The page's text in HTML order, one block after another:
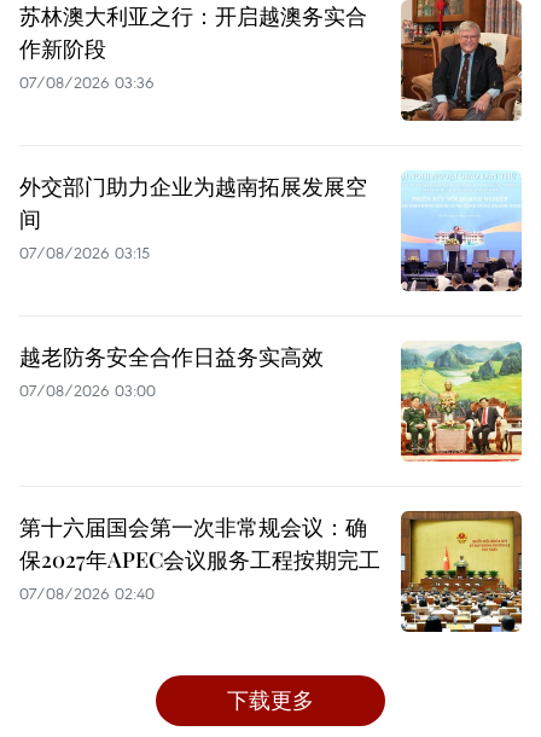
苏林澳大利亚之行：开启越澳务实合
作新阶段
07/08/2026 03:36
外交部门助力企业为越南拓展发展空
间
07/08/2026 03:15
越老防务安全合作日益务实高效
07/08/2026 03:00
第十六届国会第一次非常规会议：确
保2027年APEC会议服务工程按期完工
07/08/2026 02:40
下载更多